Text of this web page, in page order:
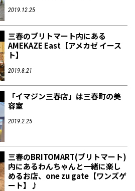
2019.12.25
三春のブリトマート内にある
AMEKAZE East【アメカゼ イース
ト】
2019.8.21
「イマジン三春店」は三春町の美
容室
2019.2.25
三春のBRITOMART(ブリトマート)
内にあるわんちゃんと一緒に楽し
めるお店、one zu gate【ワンズゲ
ート】♪